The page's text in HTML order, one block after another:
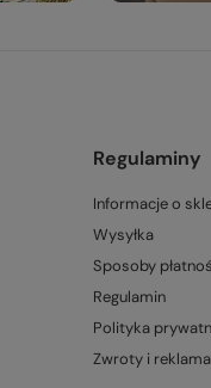
Regulaminy
Informacje o
Wysyłka
Sposoby
Regulamin
Polityka
Zwroty i